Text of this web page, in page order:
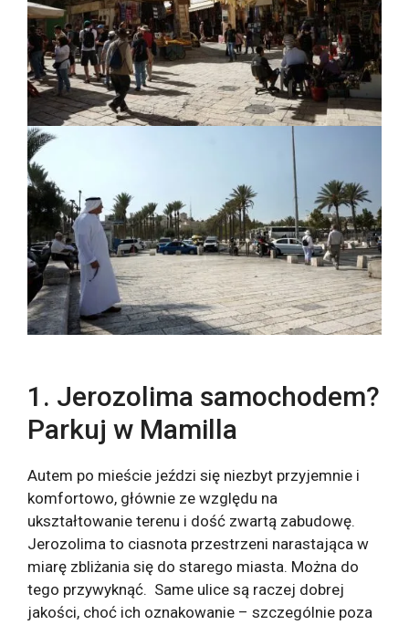
1. Jerozolima samochodem?
Parkuj w Mamilla
Autem po mieście jeździ się niezbyt przyjemnie i
komfortowo, głównie ze względu na
ukształtowanie terenu i dość zwartą zabudowę.
Jerozolima to ciasnota przestrzeni narastająca w
miarę zbliżania się do starego miasta. Można do
tego przywyknąć. Same ulice są raczej dobrej
jakości, choć ich oznakowanie – szczególnie poza